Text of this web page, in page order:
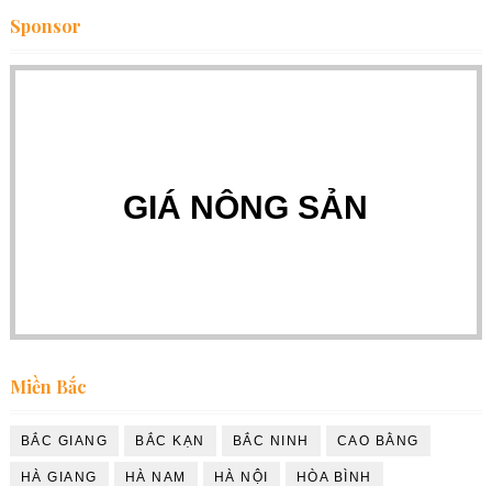
Sponsor
GIÁ NÔNG SẢN
Miền Bắc
BẮC GIANG BẮC KẠN BẮC NINH CAO BẰNG
HÀ GIANG HÀ NAM HÀ NỘI HÒA BÌNH